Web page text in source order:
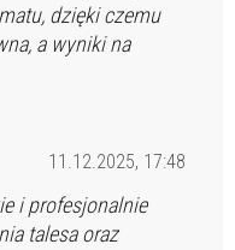
dzięki czemu
a wyniki na
11.12.2025, 17:48
i profesjonalnie
talesa oraz